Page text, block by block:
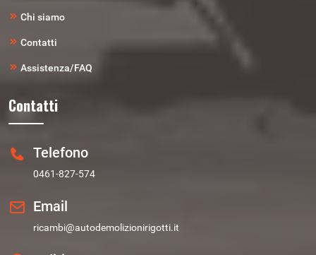
Chi siamo
Contatti
Assistenza/FAQ
Contatti
Telefono
0461-827-574
Email
ricambi@autodemolizionirigotti.it